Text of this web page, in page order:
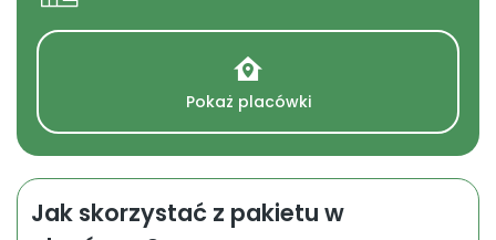
Pokaż placówki
Jak skorzystać z pakietu w